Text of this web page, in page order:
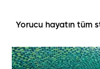
Yorucu hayatın tüm